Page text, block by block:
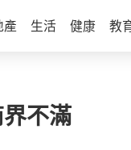
產 生活 健康 教
不滿